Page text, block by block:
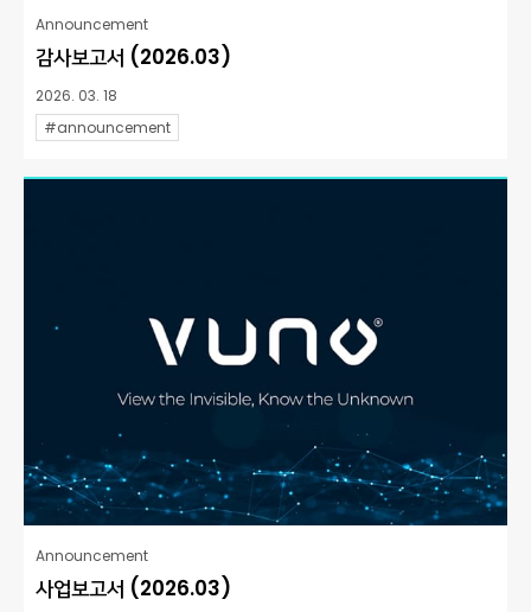
Announcement
감사보고서 (2026.03)
2026. 03. 18
#announcement
Announcement
사업보고서 (2026.03)